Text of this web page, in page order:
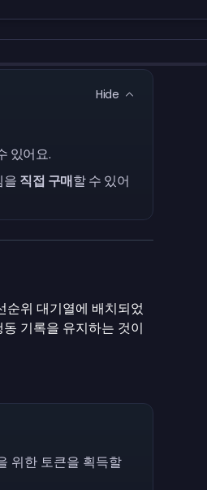
Hide
있어요.
을 직접 구매할 수 있어
위 대기열에 배치되었
기록을 유지하는 것이
위한 토큰을 획득할